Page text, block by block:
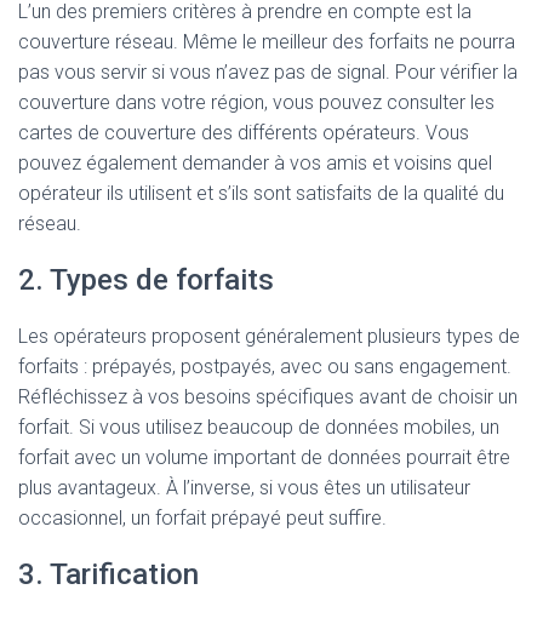
L’un des premiers critères à prendre en compte est la
couverture réseau. Même le meilleur des forfaits ne pourra
pas vous servir si vous n’avez pas de signal. Pour vérifier la
couverture dans votre région, vous pouvez consulter les
cartes de couverture des différents opérateurs. Vous
pouvez également demander à vos amis et voisins quel
opérateur ils utilisent et s’ils sont satisfaits de la qualité du
réseau.
2. Types de forfaits
Les opérateurs proposent généralement plusieurs types de
forfaits : prépayés, postpayés, avec ou sans engagement.
Réfléchissez à vos besoins spécifiques avant de choisir un
forfait. Si vous utilisez beaucoup de données mobiles, un
forfait avec un volume important de données pourrait être
plus avantageux. À l’inverse, si vous êtes un utilisateur
occasionnel, un forfait prépayé peut suffire.
3. Tarification